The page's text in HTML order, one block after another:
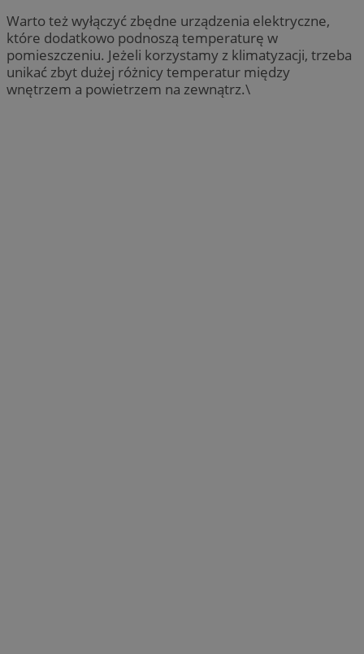
Warto też wyłączyć zbędne urządzenia elektryczne,
które dodatkowo podnoszą temperaturę w
pomieszczeniu. Jeżeli korzystamy z klimatyzacji, trzeba
unikać zbyt dużej różnicy temperatur między
wnętrzem a powietrzem na zewnątrz.\